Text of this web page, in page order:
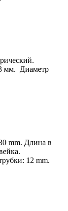
мм. Диаметр
mm. Длина в
12 mm.